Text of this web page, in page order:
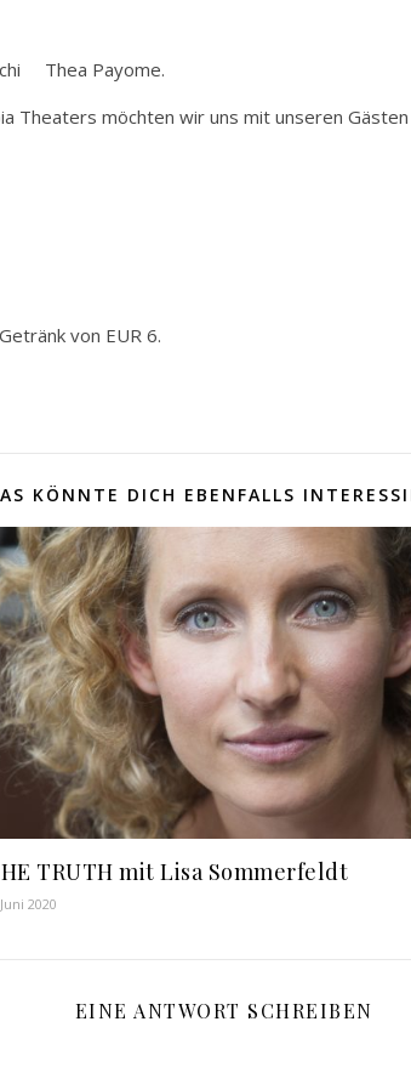
Thea Payome.
Theaters möchten wir uns mit unseren
von EUR 6.
KÖNNTE DICH EBENFALLS
TRUTH mit Lisa Sommerfeldt
2020
EINE ANTWORT SCHREIBEN